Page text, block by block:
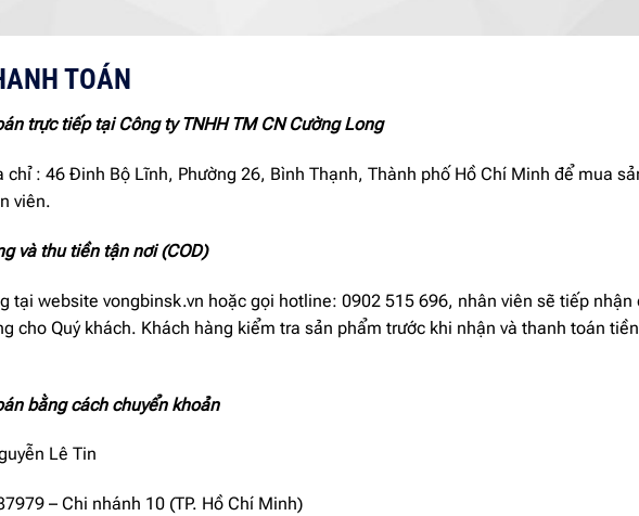
TOÁN
trực tiếp tại Công ty TNHH TM CN Cường Long
chỉ : 46 Đinh Bộ Lĩnh, Phường 26, Bình Thạnh, Thành phố Hồ Chí Minh để mua
viên.
và thu tiền tận nơi (COD)
tại website vongbinsk.vn hoặc gọi hotline: 0902 515 696, nhân viên sẽ tiếp nhận
cho Quý khách. Khách hàng kiểm tra sản phẩm trước khi nhận và thanh toán
bằng cách chuyển khoản
Lê Tin
– Chi nhánh 10 (TP. Hồ Chí Minh)